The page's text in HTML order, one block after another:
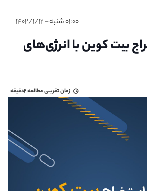
۰۱:۰۰ شنبه - ۱۴۰۲/۱/۱۲
بیت کوین با انرژی‌های
زمان تقریبی مطالعه۲دقیقه